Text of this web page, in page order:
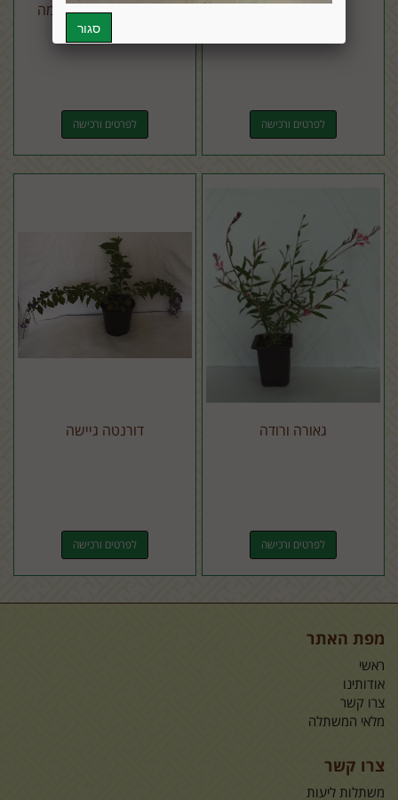
לוונדר קנרי
לפרטים ורכישה
דרצנה אוסטרלית אדומה
רד סטאר
לפרטים ורכישה
גאורה ורודה
לפרטים ורכישה
דורנטה גיישה
לפרטים ורכישה
מפת האתר
ראשי
אודותינו
צרו קשר
מלאי המשתלה
צרו קשר
משתלות ליעות